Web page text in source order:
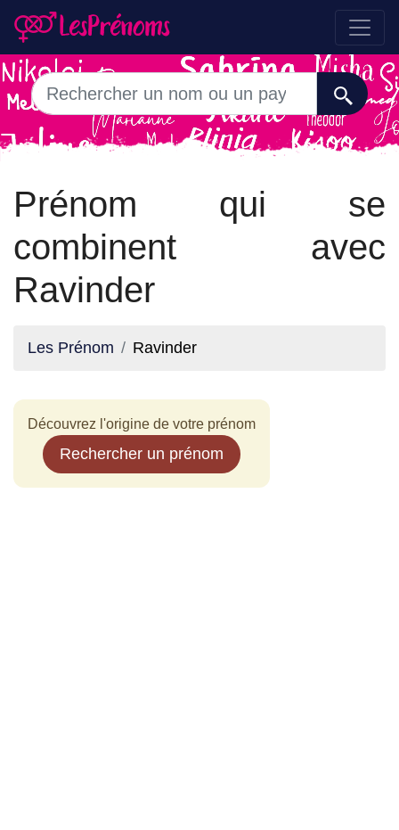
Prénom qui se
combinent avec
Ravinder
Les Prénom Ravinder
Découvrez l'origine de votre prénom
Rechercher un prénom